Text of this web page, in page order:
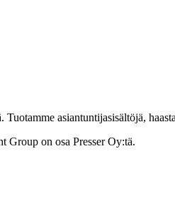
asiantuntijasisältöjä,
Group on osa Presser Oy:tä.